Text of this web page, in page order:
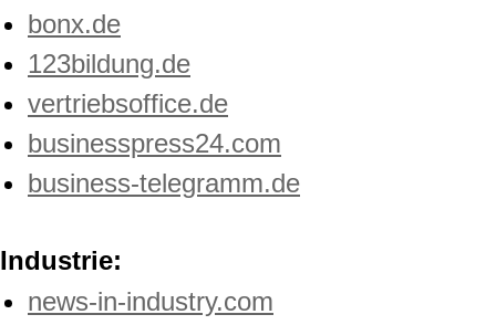
bonx.de
123bildung.de
vertriebsoffice.de
businesspress24.com
business-telegramm.de
Industrie:
news-in-industry.com